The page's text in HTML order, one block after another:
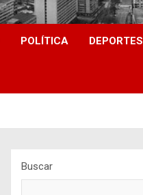
POLÍTICA DEPORTES
Buscar